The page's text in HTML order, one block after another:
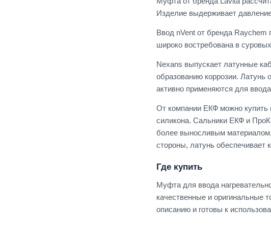
Изделие выдерживает
Ввод nVent от бренда Raychem
широко востребована в
Nexans выпускает латунные
образованию коррозии. Латунь
активно применяются для
От компании ЕКФ можно купить
силикона. Сальники ЕКФ и
более выносливым материалом,
стороны, латунь обеспечивает
Где купить
Муфта для ввода
качественные и оригинальные
описанию и готовы к